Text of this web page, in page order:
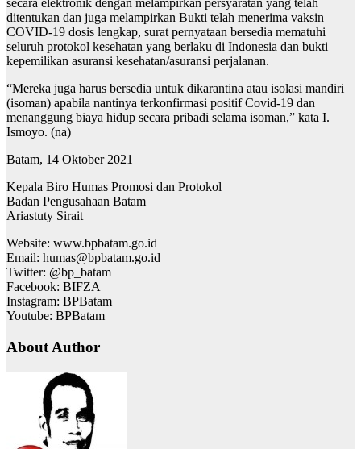
secara elektronik dengan melampirkan persyaratan yang telah
ditentukan dan juga melampirkan Bukti telah menerima vaksin
COVID-19 dosis lengkap, surat pernyataan bersedia mematuhi
seluruh protokol kesehatan yang berlaku di Indonesia dan bukti
kepemilikan asuransi kesehatan/asuransi perjalanan.
“Mereka juga harus bersedia untuk dikarantina atau isolasi mandiri
(isoman) apabila nantinya terkonfirmasi positif Covid-19 dan
menanggung biaya hidup secara pribadi selama isoman,” kata I.
Ismoyo. (na)
Batam, 14 Oktober 2021
Kepala Biro Humas Promosi dan Protokol
Badan Pengusahaan Batam
Ariastuty Sirait
Website: www.bpbatam.go.id
Email: humas@bpbatam.go.id
Twitter: @bp_batam
Facebook: BIFZA
Instagram: BPBatam
Youtube: BPBatam
About Author